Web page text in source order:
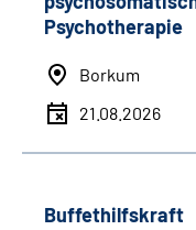
Psychotherapie
Borkum
21.08.2026
Buffethilfskraft